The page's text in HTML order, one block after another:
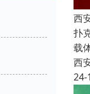
西
扑
载
西
24-